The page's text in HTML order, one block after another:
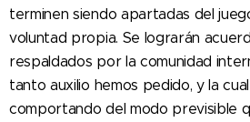
terminen siendo apartadas del
voluntad propia. Se lograrán
respaldados por la comunidad
tanto auxilio hemos pedido, y la
comportando del modo previsible